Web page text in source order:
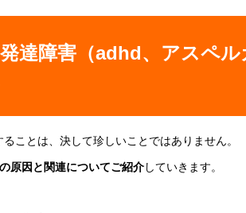
達障害（adhd、アスペル
ことは、決して珍しいことではありません。
原因と関連についてご紹介していきます。